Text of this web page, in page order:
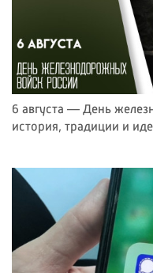
6 августа — День
история, традиции и